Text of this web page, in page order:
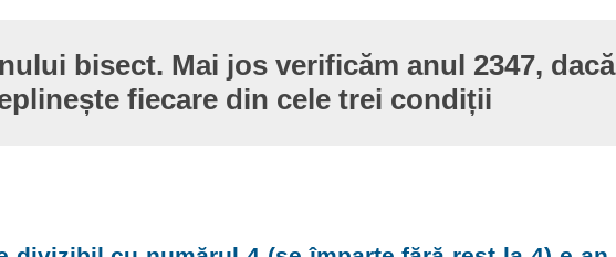
bisect. Mai jos verificăm anul 2347, dacă
fiecare din cele trei condiții